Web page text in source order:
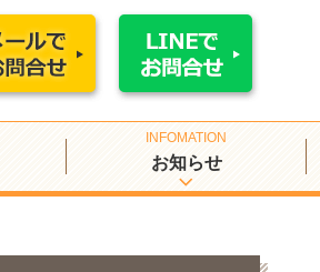
お知らせ